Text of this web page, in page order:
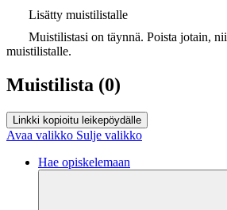
Lisätty muistilistalle
Muistilistasi on täynnä. Poista jotain,
muistilistalle.
Muistilista (0)
Linkki kopioitu leikepöydälle
Avaa valikko Sulje valikko
Hae opiskelemaan